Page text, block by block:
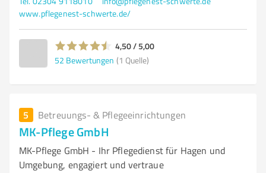
www.pflegenest-schwerte.de/
4,50 / 5,00
52 Bewertungen (1 Quelle)
5 Betreuungs- & Pflegeeinrichtungen
MK-Pflege GmbH
MK-Pflege GmbH - Ihr Pflegedienst für Hagen und
Umgebung, engagiert und vertraue